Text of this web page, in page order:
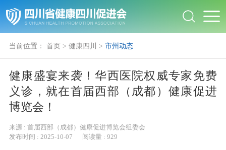
当前位置： 首页 > 健康四川 > 市州动态
健康盛宴来袭！华西医院权威专家免费
义诊，就在首届西部（成都）健康促进
博览会！
来源 : 首届西部（成都）健康促进博览会组委会
发布时间 : 2025-10-07 阅读量 :929